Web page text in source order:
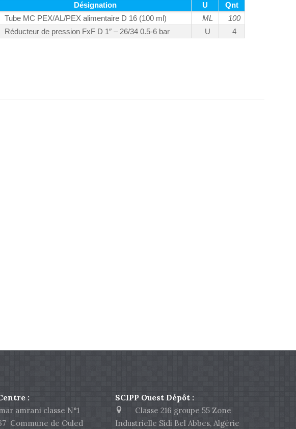
Désignation U
Qnt
Tube MC PEX/AL/PEX alimentaire D 16 (100 ml)
ML
100
Réducteur de pression FxF D 1″ – 26/34 0.5-6 bar
U 4
:
amrani classe N°1
Commune de Ouled
SCIPP Ouest Dépôt :
Classe 216 groupe 55 Zone
Industrielle Sidi Bel Abbes, Algérie